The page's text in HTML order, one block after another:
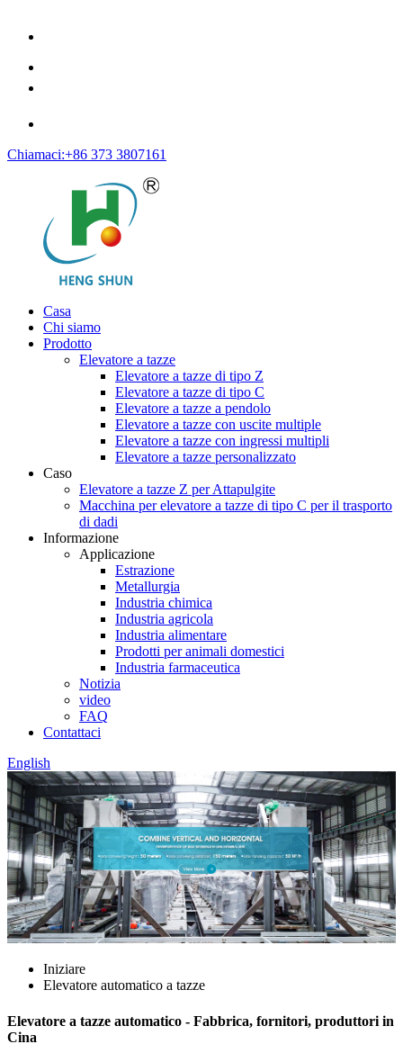
Chiamaci:+86 373 3807161
Casa
Chi siamo
Prodotto
Elevatore a tazze
Elevatore a tazze di tipo Z
Elevatore a tazze di tipo C
Elevatore a tazze a pendolo
Elevatore a tazze con uscite multiple
Elevatore a tazze con ingressi multipli
Elevatore a tazze personalizzato
Caso
Elevatore a tazze Z per Attapulgite
Macchina per elevatore a tazze di tipo C per il trasporto
di dadi
Informazione
Applicazione
Estrazione
Metallurgia
Industria chimica
Industria agricola
Industria alimentare
Prodotti per animali domestici
Industria farmaceutica
Notizia
video
FAQ
Contattaci
English
Iniziare
Elevatore automatico a tazze
Elevatore a tazze automatico - Fabbrica, fornitori, produttori in
Cina